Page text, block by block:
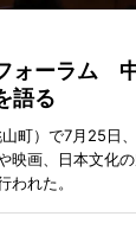
ォーラム
語る
町）で7月25日
映画、日本文化
われた。